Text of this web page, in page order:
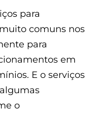
para
comuns nos
para
em
E o serviços
o